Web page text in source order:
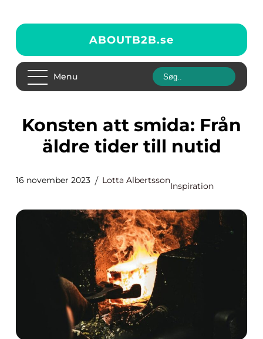
ABOUTB2B.se
Menu
Konsten att smida: Från
äldre tider till nutid
16 november 2023 Lotta Albertsson
Inspiration